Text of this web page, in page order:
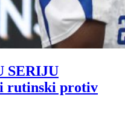
SERIJU
rutinski protiv